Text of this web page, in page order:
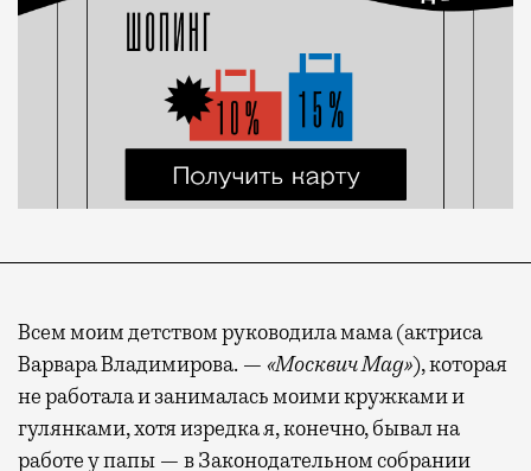
Всем моим детством руководила мама (актриса
Варвара Владимирова. — «Москвич Mag»), которая
не работала и занималась моими кружками и
гулянками, хотя изредка я, конечно, бывал на
работе у папы — в Законодательном собрании